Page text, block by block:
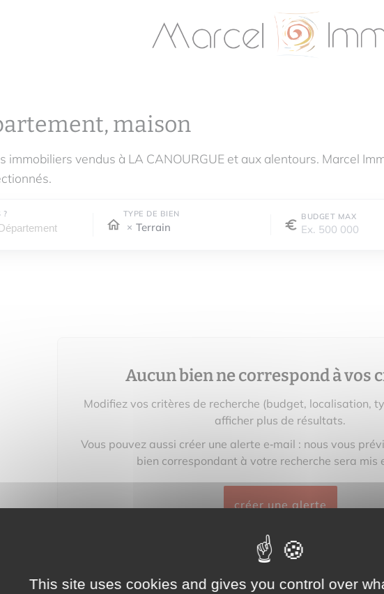
maison
immobiliers vendus à LA CANOURGUE et aux alentours. Marcel
?
?
?
TYPE DE BIEN
Terrain
BUDGET MAX
Aucun bien ne correspond à vos
Modifiez vos critères de recherche (budget, localisation,
afficher plus de résultats.
Vous pouvez aussi créer une alerte e‑mail : nous vous
bien correspondant à votre recherche sera mis
créer une alerte
This site uses cookies and gives you control over